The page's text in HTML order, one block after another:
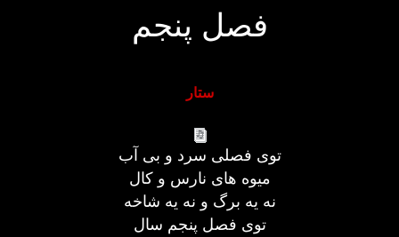
فصل پنجم
ستار
توی فصلی سرد و بی آب
میوه های نارس و کال
نه یه برگ و نه یه شاخه
توی فصل پنجم سال